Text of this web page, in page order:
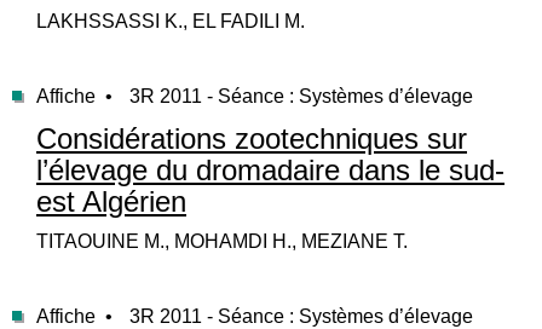
LAKHSSASSI K., EL FADILI M.
Affiche • 3R 2011 - Séance : Systèmes d’élevage
Considérations zootechniques sur
l’élevage du dromadaire dans le sud-
est Algérien
TITAOUINE M., MOHAMDI H., MEZIANE T.
Affiche • 3R 2011 - Séance : Systèmes d’élevage